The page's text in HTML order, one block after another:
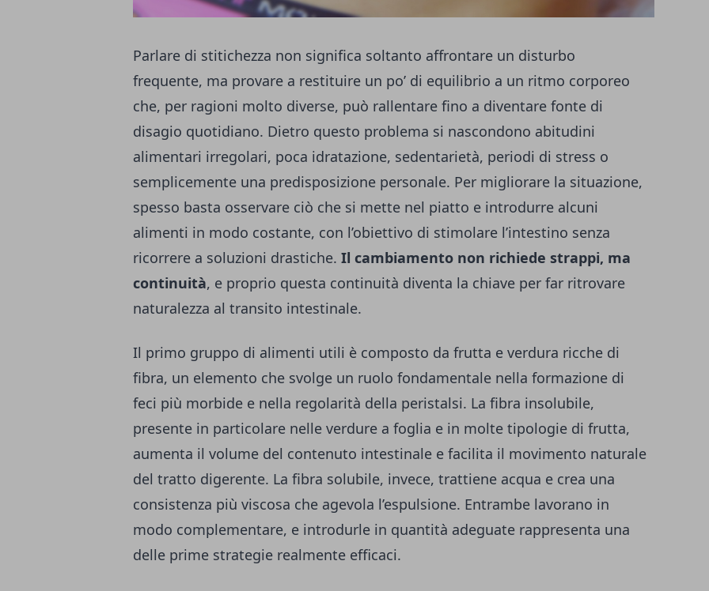
Parlare di stitichezza non significa soltanto affrontare un disturbo
frequente, ma provare a restituire un po’ di equilibrio a un ritmo corporeo
che, per ragioni molto diverse, può rallentare fino a diventare fonte di
disagio quotidiano. Dietro questo problema si nascondono abitudini
alimentari irregolari, poca idratazione, sedentarietà, periodi di stress o
semplicemente una predisposizione personale. Per migliorare la situazione,
spesso basta osservare ciò che si mette nel piatto e introdurre alcuni
alimenti in modo costante, con l’obiettivo di stimolare l’intestino senza
ricorrere a soluzioni drastiche. Il cambiamento non richiede strappi, ma
continuità, e proprio questa continuità diventa la chiave per far ritrovare
naturalezza al transito intestinale.
Il primo gruppo di alimenti utili è composto da frutta e verdura ricche di
fibra, un elemento che svolge un ruolo fondamentale nella formazione di
feci più morbide e nella regolarità della peristalsi. La fibra insolubile,
presente in particolare nelle verdure a foglia e in molte tipologie di frutta,
aumenta il volume del contenuto intestinale e facilita il movimento naturale
del tratto digerente. La fibra solubile, invece, trattiene acqua e crea una
consistenza più viscosa che agevola l’espulsione. Entrambe lavorano in
modo complementare, e introdurle in quantità adeguate rappresenta una
delle prime strategie realmente efficaci.